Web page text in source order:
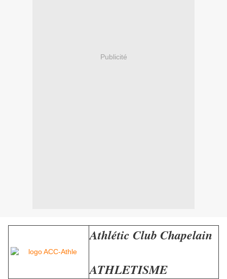
Publicité
Athlétic Club Chapelain
ATHLETISME